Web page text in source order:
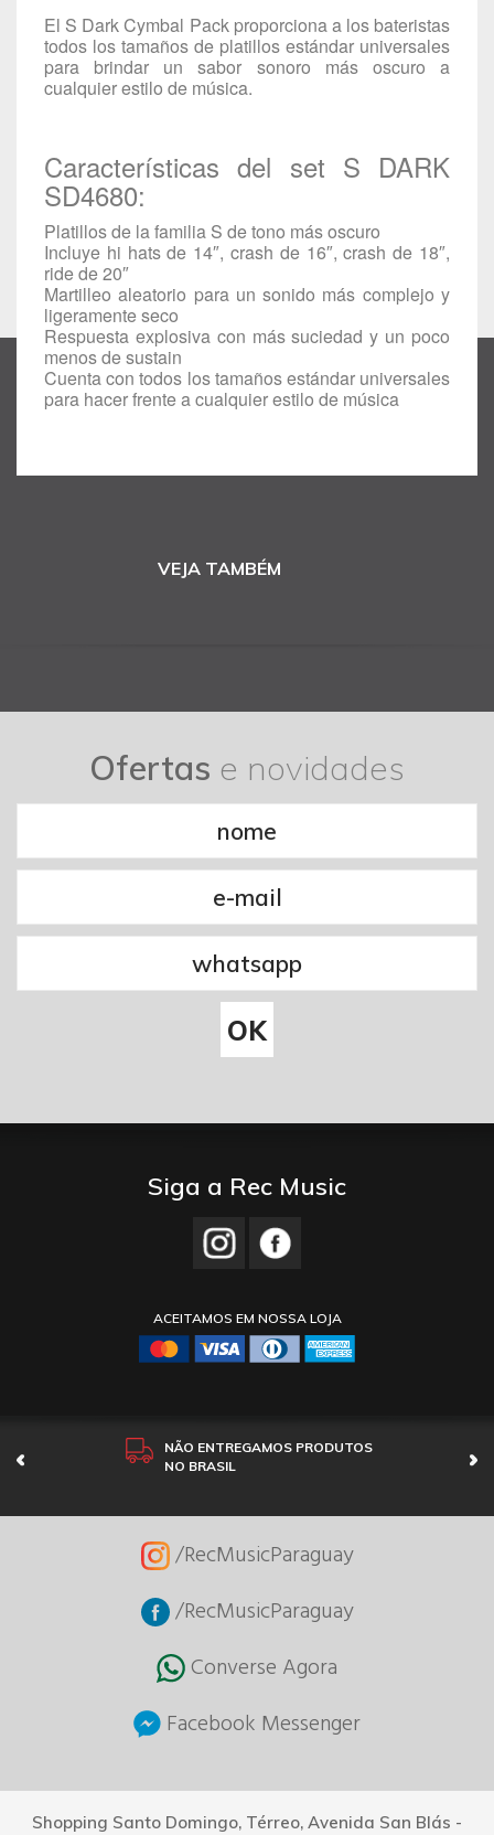
El S Dark Cymbal Pack proporciona a los bateristas
todos los tamaños de platillos estándar universales
para brindar un sabor sonoro más oscuro a
cualquier estilo de música.
Características del set S DARK
SD4680:
Platillos de la familia S de tono más oscuro
Incluye hi hats de 14″, crash de 16″, crash de 18″,
ride de 20″
Martilleo aleatorio para un sonido más complejo y
ligeramente seco
Respuesta explosiva con más suciedad y un poco
menos de sustain
Cuenta con todos los tamaños estándar universales
para hacer frente a cualquier estilo de música
VEJA TAMBÉM
Ofertas e novidades
Siga a Rec Music
ACEITAMOS EM NOSSA LOJA
NÃO ENTREGAMOS PRODUTOS
NO BRASIL
/RecMusicParaguay
/RecMusicParaguay
Converse Agora
Facebook Messenger
Shopping Santo Domingo, Térreo, Avenida San Blás -